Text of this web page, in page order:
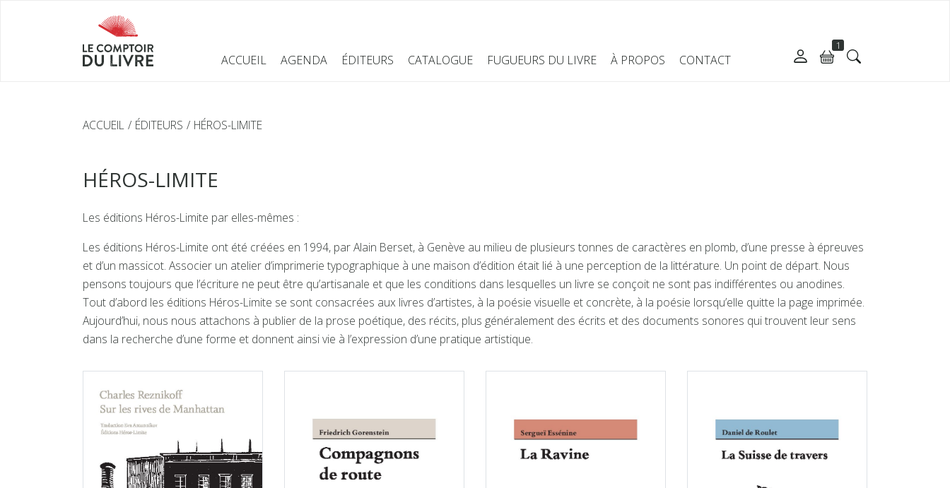
ACCUEIL AGENDA ÉDITEURS CATALOGUE FUGUEURS DU LIVRE À PROPOS CONTACT
1
ACCUEIL ÉDITEURS HÉROS-LIMITE
HÉROS-LIMITE
Les éditions Héros-Limite par elles-mêmes :
Les éditions Héros-Limite ont été créées en 1994, par Alain Berset, à Genève au milieu de plusieurs tonnes de caractères en plomb, d’une presse à épreuves
et d’un massicot. Associer un atelier d’imprimerie typographique à une maison d’édition était lié à une perception de la littérature. Un point de départ. Nous
pensons toujours que l’écriture ne peut être qu’artisanale et que les conditions dans lesquelles un livre se conçoit ne sont pas indifférentes ou anodines.
Tout d’abord les éditions Héros-Limite se sont consacrées aux livres d’artistes, à la poésie visuelle et concrète, à la poésie lorsqu’elle quitte la page imprimée.
Aujourd’hui, nous nous attachons à publier de la prose poétique, des récits, plus généralement des écrits et des documents sonores qui trouvent leur sens
dans la recherche d’une forme et donnent ainsi vie à l’expression d’une pratique artistique.